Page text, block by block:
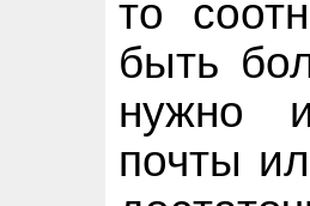
то
быть
нужно
почты